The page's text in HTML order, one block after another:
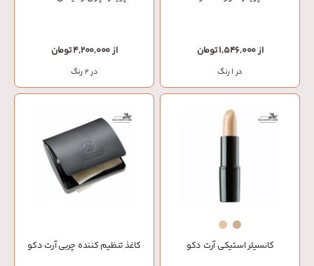
از 1,546,000 تومان
در 1 رنگ
از 4,200,000 تومان
در 2 رنگ
کانسیلر استیکی آرت دکو كاغذ تنظيم كننده چربي آرت دکو